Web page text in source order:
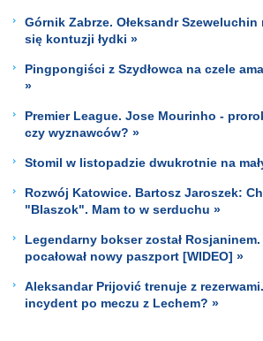
Górnik Zabrze. Ołeksandr Szeweluchin
się kontuzji łydki »
Pingpongiści z Szydłowca na czele
»
Premier League. Jose Mourinho -
czy wyznawców? »
Stomil w listopadzie dwukrotnie na
Rozwój Katowice. Bartosz Jaroszek:
"Blaszok". Mam to w serduchu »
Legendarny bokser został
pocałował nowy paszport [WIDEO] »
Aleksandar Prijović trenuje z
incydent po meczu z Lechem? »